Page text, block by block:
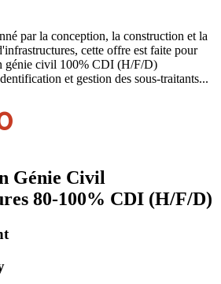
par la conception, la construction et la
cette offre est faite pour
génie civil 100% CDI (H/F/D)
et gestion des sous-traitants...
Génie Civil
80-100% CDI (H/F/D)